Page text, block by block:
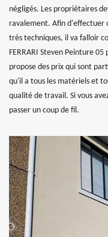
négligés. Les propriétaires
ravalement. Afin d'effectuer
très techniques, il va falloir
FERRARI Steven Peinture
propose des prix qui sont
qu'il a tous les matériels et
qualité de travail. Si vous
passer un coup de fil.